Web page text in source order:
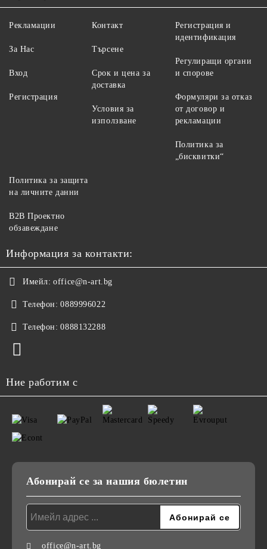
Рекламации
За Нас
Вход
Регистрация
Контакт
Търсене
Срок и цена за
доставка
Условия за
използване
Регистрация и
идентификация
Регулиращи органи
и спорове
Формуляри за отказ
от договор и
рекламации
Политика за
„бисквитки“
Политика за защита
на личните данни
B2B Проектно
обзавеждане
Информация за контакти:
Имейл: office@n-art.bg
Телефон: 0889996022
Телефон: 0888132288
Ние работим с
Абонирай се за нашия бюлетин
office@n-art.bg